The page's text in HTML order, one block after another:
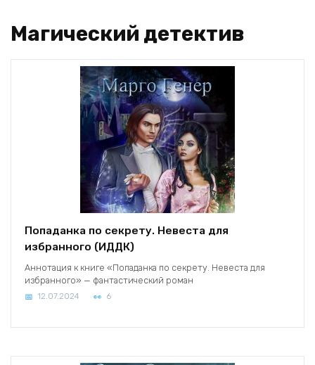
Магический детектив
Попаданка по секрету. Невеста для
избранного (ИДДК)
Аннотация к книге «Попаданка по секрету. Невеста для
избранного» — фантастический роман
12.07.2024 6